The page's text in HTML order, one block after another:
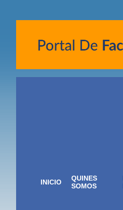
INICIO
QUINES
SOMOS